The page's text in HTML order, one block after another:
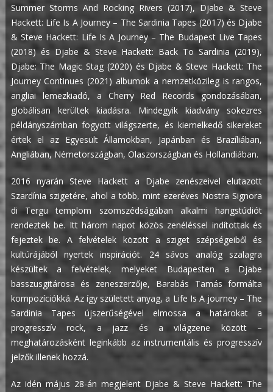
Summer Storms And Rocking Rivers (2017), Djabe & Steve
Hackett: Life Is A Journey – The Sardinia Tapes (2017) és Djabe
& Steve Hackett: Life Is A Journey – The Budapest Live Tapes
(2018) és Djabe & Steve Hackett: Back To Sardinia (2019),
Djabe: The Magic Stag (2020) és Djabe & Steve Hackett: The
Journey Continues (2021) albumok a nemzetközileg is rangos,
angliai lemezkiadó, a Cherry Red Records gondozásában,
globálisan kerültek kiadásra. Mindegyik kiadvány sokezres
példányszámban fogyott világszerte, és kiemelkedő sikereket
értek el az Egyesült Államokban, Japánban és Brazíliában,
Angliában, Németországban, Olaszországban és Hollandiában.
2016 nyarán Steve Hackett a Djabe zenészeivel elutazott
Szardínia szigetére, ahol a több, mint ezeréves Nostra Signora
di Tergu templom szomszédságában alkalmi hangstúdiót
rendeztek be. Itt három napot közös zenéléssel indítottak és
fejeztek be. A felvételek között a sziget szépségeiből és
kultúrájából nyertek inspirációt. 24 sávos analóg szalagra
készültek a felvételek, melyeket Budapesten a Djabe
basszusgitárosa és zeneszerzője, Barabás Tamás formálta
kompozíciókká. Az így született anyag, a Life Is A journey – The
Sardinia Tapes újszerűségével elmossa a határokat a
progresszív rock, a jazz és a világzene között –
meghatározásként leginkább az instrumentális és progresszív
jelzők illenek hozzá.
Az idén május 28-án megjelent Djabe & Steve Hackett: The